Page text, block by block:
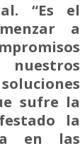
“Es el
a
nuestros
sufre la
la
en las